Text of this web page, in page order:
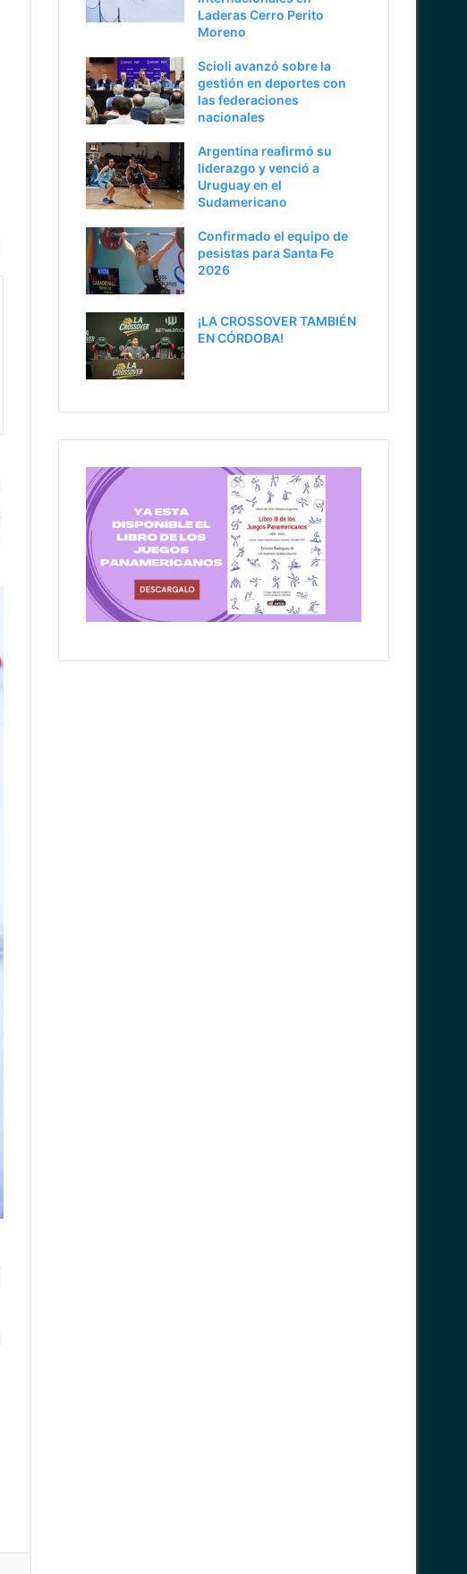
Laderas Cerro Perito
Moreno
Scioli avanzó sobre la
gestión en deportes con
las federaciones
nacionales
Argentina reafirmó su
liderazgo y venció a
Uruguay en el
Sudamericano
Confirmado el equipo de
pesistas para Santa Fe
2026
¡LA CROSSOVER TAMBIÉN
EN CÓRDOBA!